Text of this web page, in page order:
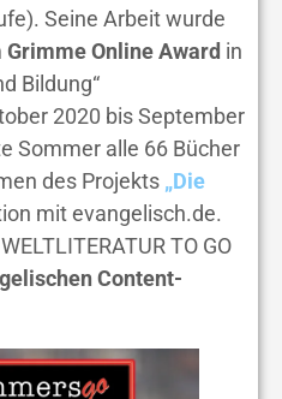
Seine Arbeit wurde
Grimme Online Award in
Bildung“
2020 bis September
Sommer alle 66 Bücher
des Projekts „Die
mit evangelisch.de.
TO GO
Content-